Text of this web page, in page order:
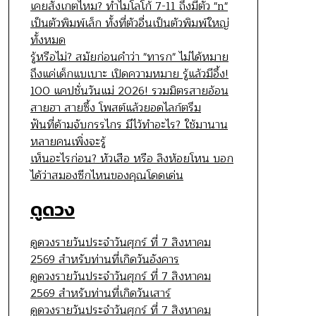
เคยสังเกตไหม? ทำไมโลโก้ 7-11 ถึงมีตัว "n"
เป็นตัวพิมพ์เล็ก ทั้งที่ตัวอื่นเป็นตัวพิมพ์ใหญ่
ทั้งหมด
รู้หรือไม่? สมัยก่อนคำว่า "ทารก" ไม่ได้หมาย
ถึงแค่เด็กแบเบาะ เปิดความหมาย รู้แล้วมีอึ้ง!
100 แคปชั่นวันแม่ 2026! รวมมิตรสายอ้อน
สายฮา สายซึ้ง โพสต์แล้วยอดไลก์ตรึม
ฟันที่ด้ามจับกรรไกร มีไว้ทำอะไร? ใช้มานาน
หลายคนเพิ่งจะรู้
เห็นอะไรก่อน? หัวเสือ หรือ ลิงห้อยโหน บอก
ได้ว่าสมองซีกไหนของคุณโดดเด่น
ดูดวง
ดูดวงรายวันประจำวันศุกร์ ที่ 7 สิงหาคม
2569 สำหรับท่านที่เกิดวันอังคาร
ดูดวงรายวันประจำวันศุกร์ ที่ 7 สิงหาคม
2569 สำหรับท่านที่เกิดวันเสาร์
ดูดวงรายวันประจำวันศุกร์ ที่ 7 สิงหาคม